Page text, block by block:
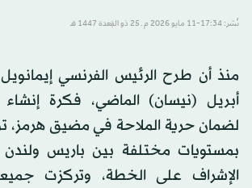
نُشر: 17:34-11 مايو 2026 م ـ 25 ذو القِعدة 1447 هـ
منذ أن طرح الرئيس الفرنسي
أبريل (نيسان) الماضي، فكرة
لضمان حرية الملاحة في مضيق هرمز،
بمستويات مختلفة بين باريس
الإشراف على الخطة، وتركزت